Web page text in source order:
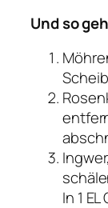
Und so
In 1